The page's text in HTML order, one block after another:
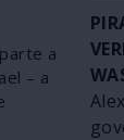
a
– a